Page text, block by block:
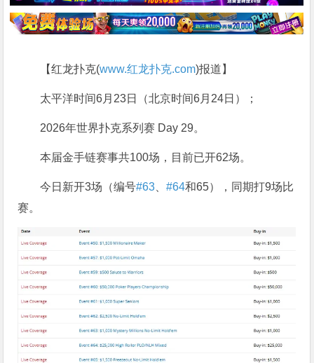
【红龙扑克(www.红龙扑克.com)报道】
太平洋时间6月23日（北京时间6月24日）；
2026年世界扑克系列赛 Day 29。
本届金手链赛事共100场，目前已开62场。
今日新开3场（编号#63 、#64和65），同期打9场比
赛。